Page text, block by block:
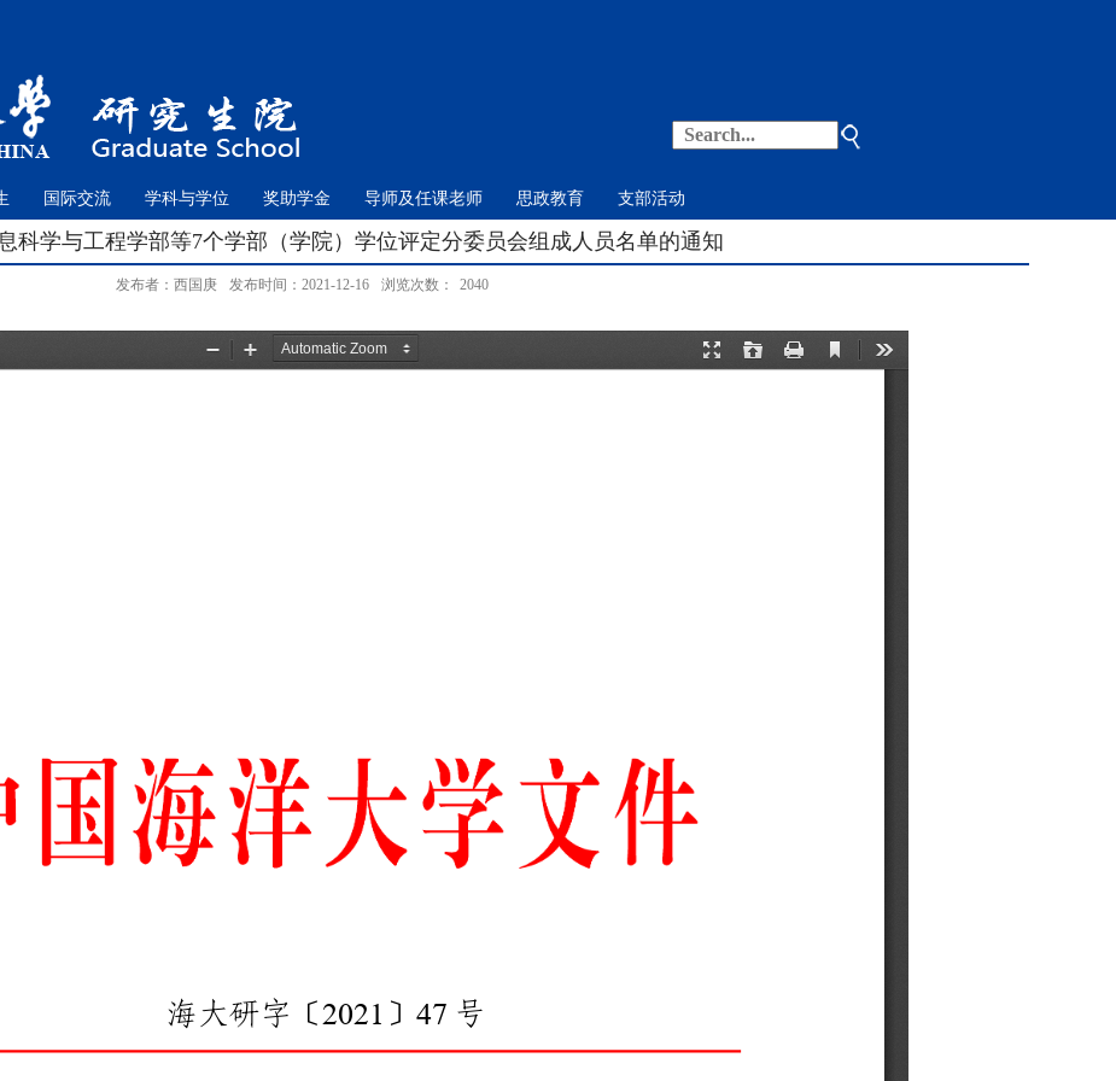
国际交流 学科与学位 奖助学金 导师及任课老师 思政教育 支部活动
科学与工程学部等7个学部（学院）学位评定分委员会组成人员名单的通知
发布者：西国庚 发布时间：2021-12-16 浏览次数： 2040